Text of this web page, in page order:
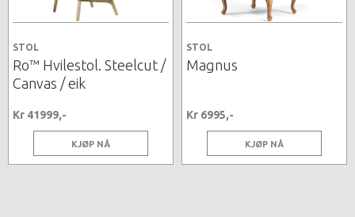
STOL
Ro™ Hvilestol. Steelcut /
Canvas / eik
Kr 41999,-
KJØP NÅ
STOL
Magnus
Kr 6995,-
KJØP NÅ